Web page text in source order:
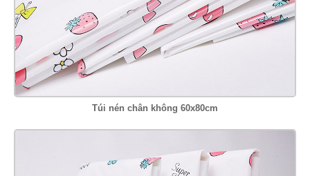
Túi nén chân không 60x80cm